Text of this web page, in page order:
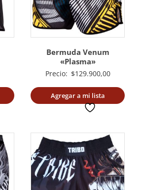
Bermuda Venum
«Plasma»
Precio: $129.900,00
Agregar a mi lista